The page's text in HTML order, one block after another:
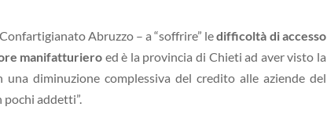
Abruzzo – a “soffrire” ledifficoltà di accesso
manifatturiero ed è la provincia di Chieti ad aver visto la
diminuzione complessiva del credito alle aziende del
pochi addetti”.